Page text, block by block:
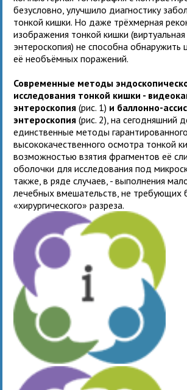
безусловно, улучшило диагностику
тонкой кишки. Но даже трёхмерная
изображения тонкой кишки (виртуальная
энтероскопия) не способна обнаружить
её необъёмных поражений.
Современные методы
исследования тонкой кишки -
энтероскопия (рис. 1) и баллонно-
энтероскопия (рис. 2), на сегодняшний
единственные методы гарантированного
высококачественного осмотра тонкой
возможностью взятия фрагментов её
оболочки для исследования под
также, в ряде случаев, - выполнения
лечебных вмешательств, не требующих
«хирургического» разреза.